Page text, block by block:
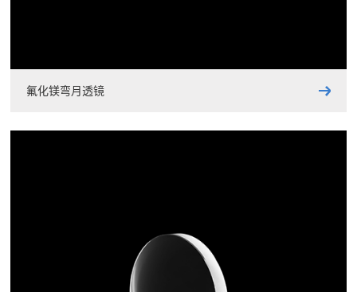
氟化镁弯月透镜